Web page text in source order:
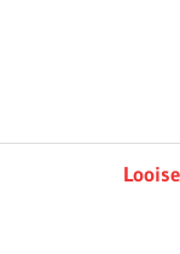
Next